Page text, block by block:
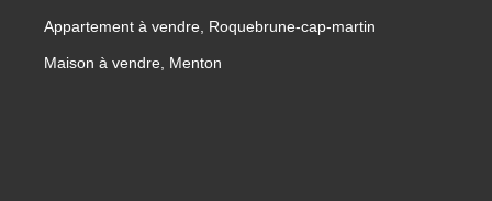
Appartement à vendre, Roquebrune-cap-martin
Maison à vendre, Menton